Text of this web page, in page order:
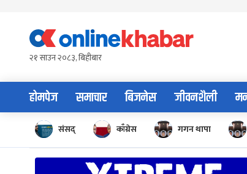
content२१ साउन २०८३, बिहीबार
होमपेज समाचार बिजनेस जीवनशैली
संसद् काँग्रेस गगन थापा